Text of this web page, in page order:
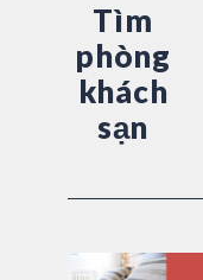
Tìm
phòng
khách
sạn